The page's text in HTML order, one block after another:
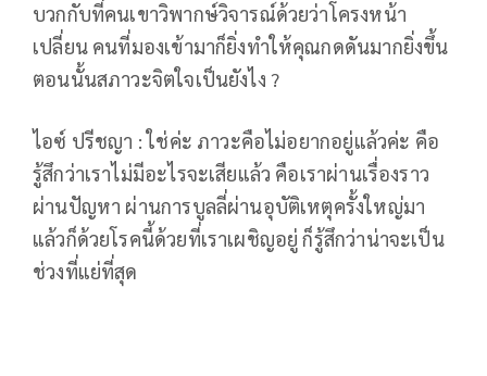
บวกกับที่คนเขาวิพากษ์วิจารณ์ด้วยว่าโครงหน้า
เปลี่ยน คนที่มองเข้ามาก็ยิ่งทำให้คุณกดดันมากยิ่งขึ้น
ตอนนั้นสภาวะจิตใจเป็นยังไง ?
ไอซ์ ปรีชญา : ใช่ค่ะ ภาวะคือไม่อยากอยู่แล้วค่ะ คือ
รู้สึกว่าเราไม่มีอะไรจะเสียแล้ว คือเราผ่านเรื่องราว
ผ่านปัญหา ผ่านการบูลลี่ผ่านอุบัติเหตุครั้งใหญ่มา
แล้วก็ด้วยโรคนี้ด้วยที่เราเผชิญอยู่ ก็รู้สึกว่าน่าจะเป็น
ช่วงที่แย่ที่สุด